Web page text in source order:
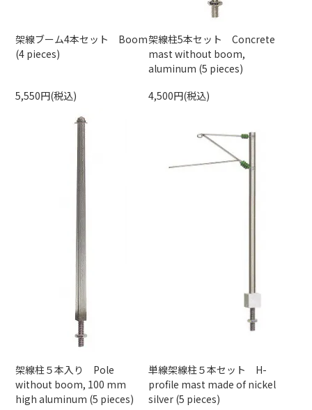
架線ブーム4本セット Boom
(4 pieces)
5,550円(税込)
架線柱5本セット Concrete
mast without boom,
aluminum (5 pieces)
4,500円(税込)
架線柱５本入り Pole
without boom, 100 mm
high aluminum (5 pieces)
単線架線柱５本セット H-
profile mast made of nickel
silver (5 pieces)